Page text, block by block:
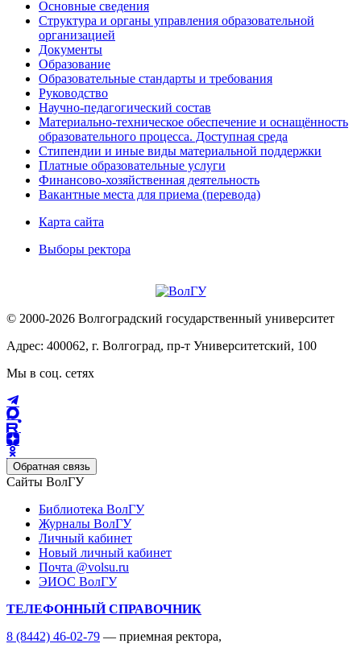
Основные сведения
Структура и органы управления образовательной
организацией
Документы
Образование
Образовательные стандарты и требования
Руководство
Научно-педагогический состав
Материально-техническое обеспечение и оснащённость
образовательного процесса. Доступная среда
Стипендии и иные виды материальной поддержки
Платные образовательные услуги
Финансово-хозяйственная деятельность
Вакантные места для приема (перевода)
Карта сайта
Выборы ректора
© 2000-2026 Волгоградский государственный университет
Адрес: 400062, г. Волгоград, пр-т Университетский, 100
Мы в соц. сетях
Обратная связь
Сайты ВолГУ
Библиотека ВолГУ
Журналы ВолГУ
Личный кабинет
Новый личный кабинет
Почта @volsu.ru
ЭИОС ВолГУ
ТЕЛЕФОННЫЙ СПРАВОЧНИК
8 (8442) 46-02-79 — приемная ректора,